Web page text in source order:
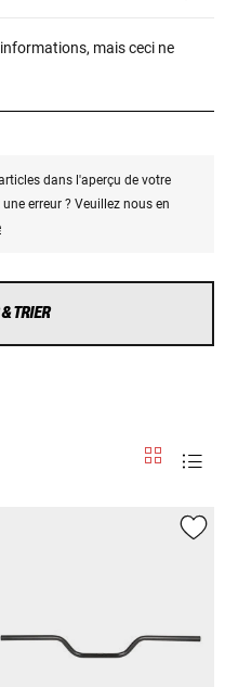
mais ceci ne
dans l'aperçu de votre
erreur ? Veuillez nous en
TRIER